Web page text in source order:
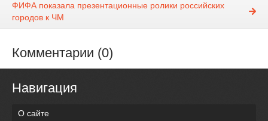
ФИФА показала презентационные ролики российских
городов к ЧМ
Комментарии (0)
Навигация
О сайте